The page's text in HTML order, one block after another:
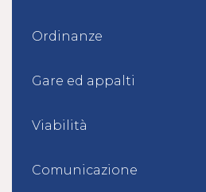
Ordinanze
Gare ed appalti
Viabilità
Comunicazione